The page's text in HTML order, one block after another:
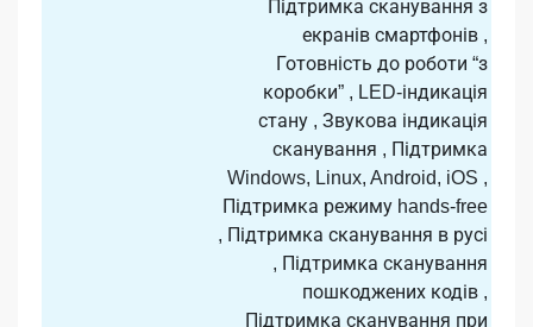
Підтримка сканування з
екранів смартфонів ,
Готовність до роботи “з
коробки” , LED-індикація
стану , Звукова індикація
сканування , Підтримка
Windows, Linux, Android, iOS ,
Підтримка режиму hands-free
, Підтримка сканування в русі
, Підтримка сканування
пошкоджених кодів ,
Підтримка сканування при